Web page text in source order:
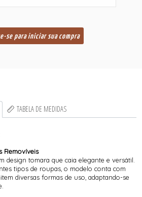
se para iniciar sua compra
TABELA DE MEDIDAS
Removíveis
design tomara que caia elegante e versátil.
tipos de roupas, o modelo conta com
diversas formas de uso, adaptando-se